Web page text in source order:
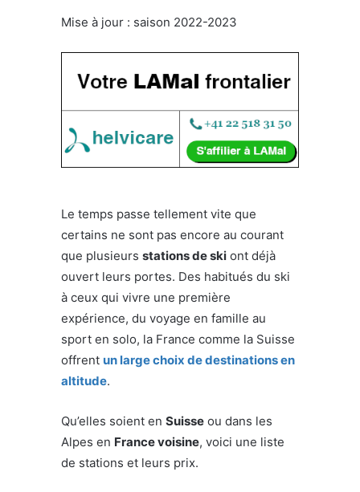
Mise à jour : saison 2022-2023
Le temps passe tellement vite que
certains ne sont pas encore au courant
que plusieurs stations de ski ont déjà
ouvert leurs portes. Des habitués du ski
à ceux qui vivre une première
expérience, du voyage en famille au
sport en solo, la France comme la Suisse
offrent un large choix de destinations en
altitude.
Qu’elles soient en Suisse ou dans les
Alpes en France voisine, voici une liste
de stations et leurs prix.